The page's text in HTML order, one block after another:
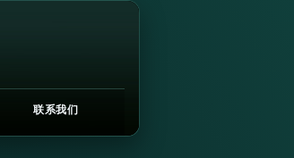
联系我们